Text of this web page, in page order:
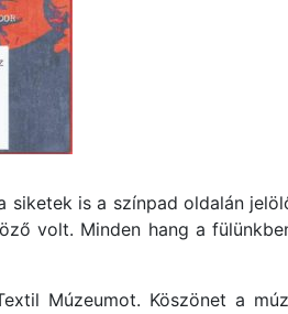
siketek is a színpad oldalán
volt. Minden hang a
Múzeumot. Köszönet a